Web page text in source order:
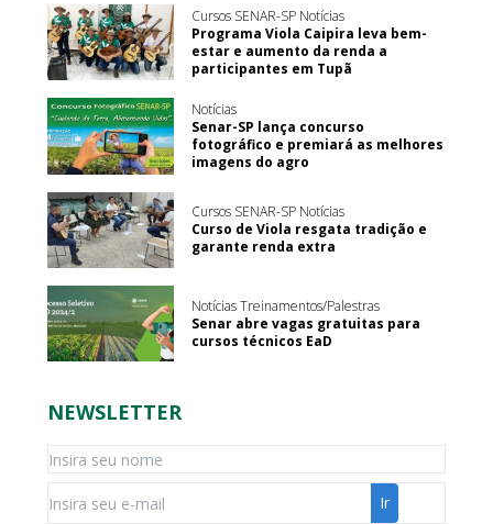
Cursos SENAR-SP Notícias
Programa Viola Caipira leva bem-
estar e aumento da renda a
participantes em Tupã
Notícias
Senar-SP lança concurso
fotográfico e premiará as melhores
imagens do agro
Cursos SENAR-SP Notícias
Curso de Viola resgata tradição e
garante renda extra
Notícias Treinamentos/Palestras
Senar abre vagas gratuitas para
cursos técnicos EaD
NEWSLETTER